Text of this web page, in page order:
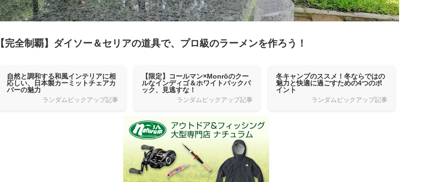
【完全制覇】ダイソー＆セリアの道具で、プロ級のラーメンを作ろう！
自然と調和する和風インテリアに相
応しい、日本製カーミットチェアカ
バーの魅力
ランダムピックアップ記事
【限定】コールマン×Monrõのクー
ルなインディゴ＆ホワイトバックパ
ック、見逃すな！
ランダムピックアップ記事
冬キャンプのススメ！冬ならではの
魅力と快適に過ごすための4つのポ
イント
ランダムピックアップ記事